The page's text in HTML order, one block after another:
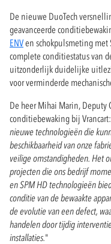
De nieuwe DuoTech
geavanceerde
ENVen schokpulsmeting met
complete conditiestatus van
uitzonderlijk duidelijke
voor verminderde
De heer Mihai Marin, Deputy
conditiebewaking bij Vrancart:
nieuwe technologieën die
beschikbaarheid van onze
veilige omstandigheden. Het
projecten die ons bedrijf
en SPM HD technologieën
conditie van de bewaakte
de evolutie van een defect,
handelen door tijdig
installaties."